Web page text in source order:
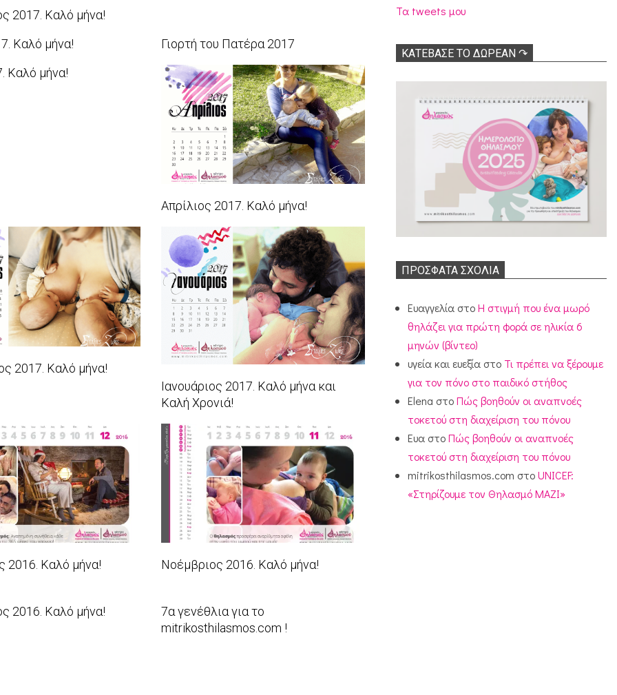
2017. Καλό μήνα!
Καλό μήνα! Γιορτή του Πατέρα 2017
2017-
06-
18
Καλό μήνα!
Απρίλιος 2017. Καλό μήνα!
04-
01
2017. Καλό μήνα!
Ιανουάριος 2017. Καλό μήνα και
Καλή Χρονιά!
2017-
01-
01
2016. Καλό μήνα! Νοέμβριος 2016. Καλό μήνα!
10-
31
2016. Καλό μήνα!
7α γενέθλια για το
mitrikosthilasmos.com !
Τα tweets μου
ΚΑΤΕΒΑΣΕ ΤΟ ΔΩΡΕΑΝ ↷
ΠΡΌΣΦΑΤΑ ΣΧΌΛΙΑ
Ευαγγελία στοΗ στιγμή που ένα μωρό
θηλάζει για πρώτη φορά σε ηλικία 6
μηνών (βίντεο)
υγεία και ευεξία στο Τι πρέπει να ξέρουμε
για τον πόνο στο παιδικό στήθος
Elena στοΠώς βοηθούν οι αναπνοές
τοκετού στη διαχείριση του πόνου
Ευα στοΠώς βοηθούν οι αναπνοές
τοκετού στη διαχείριση του πόνου
mitrikosthilasmos.com στοUNICEF:
«Στηρίζουμε τον Θηλασμό ΜΑΖΙ»